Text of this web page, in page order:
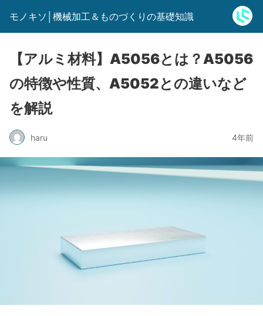
モノキソ│機械加工＆ものづくりの基礎知識
【アルミ材料】A5056とは？A5056
の特徴や性質、A5052との違いなど
を解説
haru 4年前